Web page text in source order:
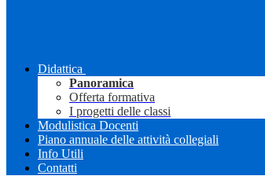
Didattica
Panoramica
Offerta formativa
I progetti delle classi
Modulistica Docenti
Piano annuale delle attività collegiali
Info Utili
Contatti